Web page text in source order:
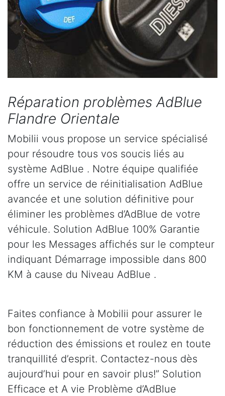
Réparation problèmes AdBlue
Flandre Orientale
Mobilii vous propose un service spécialisé
pour résoudre tous vos soucis liés au
système AdBlue . Notre équipe qualifiée
offre un service de réinitialisation AdBlue
avancée et une solution définitive pour
éliminer les problèmes d’AdBlue de votre
véhicule. Solution AdBlue 100% Garantie
pour les Messages affichés sur le compteur
indiquant Démarrage impossible dans 800
KM à cause du Niveau AdBlue .
Faites confiance à Mobilii pour assurer le
bon fonctionnement de votre système de
réduction des émissions et roulez en toute
tranquillité d’esprit. Contactez-nous dès
aujourd’hui pour en savoir plus!” Solution
Efficace et A vie Problème d’AdBlue